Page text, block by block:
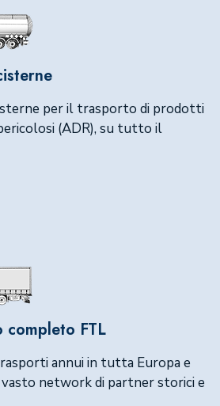
per il trasporto di prodotti
(ADR), su tutto il
completo FTL
annui in tutta Europa e
vasto network di partner storici e